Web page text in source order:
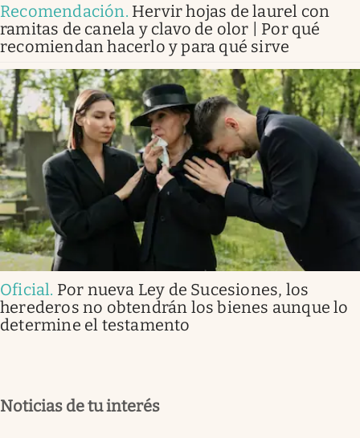
Recomendación. Hervir hojas de laurel con
ramitas de canela y clavo de olor | Por qué
recomiendan hacerlo y para qué sirve
Oficial. Por nueva Ley de Sucesiones, los
herederos no obtendrán los bienes aunque lo
determine el testamento
Noticias de tu interés